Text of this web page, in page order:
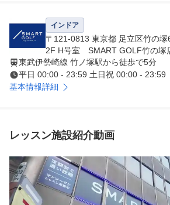
インドア
〒121-0813 東京都 足立区竹の
2F H号室 SMART GOLF竹の塚
東武伊勢崎線 竹ノ塚駅から徒歩で5分
平日 00:00 - 23:59 土日祝 00:00 - 23:59
基本情報詳細
レッスン施設紹介動画